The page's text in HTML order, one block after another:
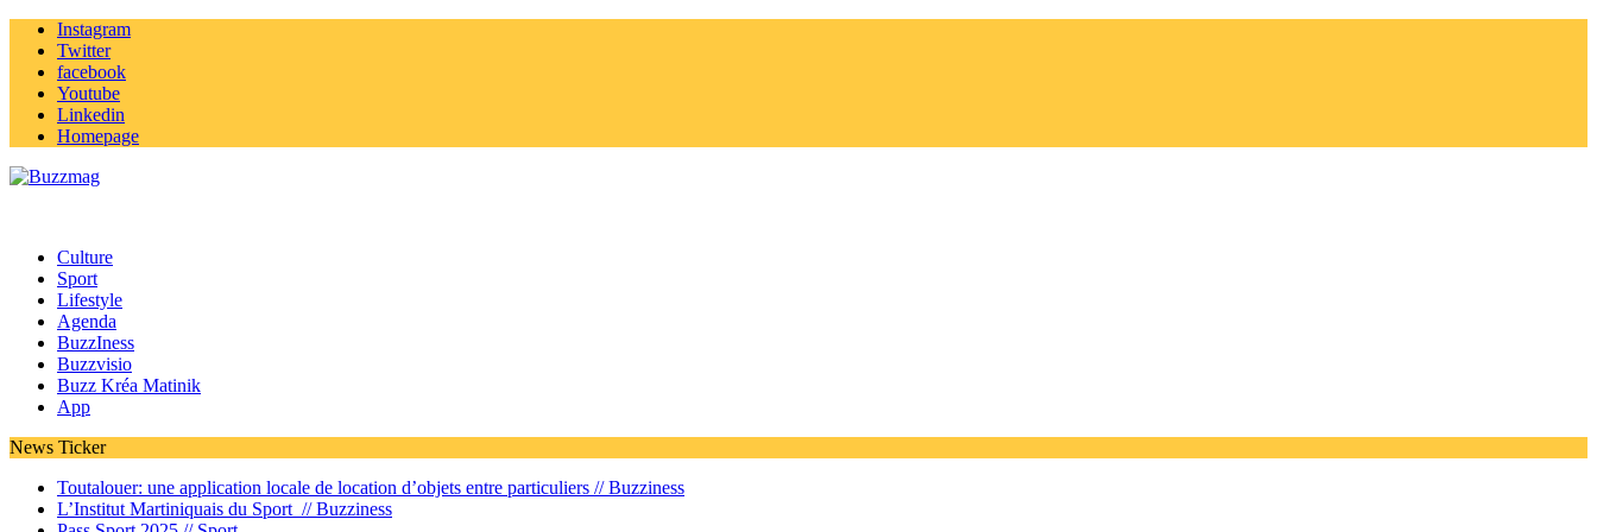
Instagram
Twitter
facebook
Youtube
Linkedin
Homepage
Culture
Sport
Lifestyle
Agenda
BuzzIness
Buzzvisio
Buzz Kréa Matinik
App
News Ticker
Toutalouer: une application locale de location d’objets entre particuliers //Buzziness
L’Institut Martiniquais du Sport //Buzziness